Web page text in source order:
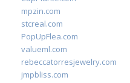
mpzin.com
stcreal.com
PopUpFlea.com
valueml.com
rebeccatorresjewelry.com
jmpbliss.com